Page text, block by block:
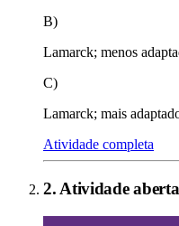
B)
Lamarck; menos
C)
Lamarck; mais
Atividade completa
2. Atividade